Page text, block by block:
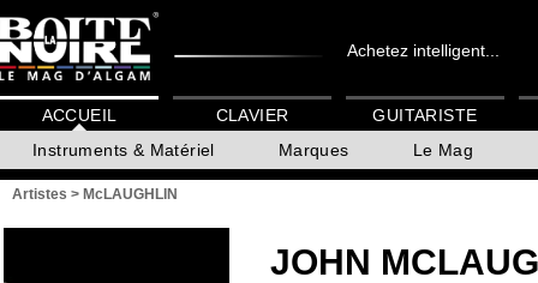
Achetez intelligent...
ACCUEIL
Instruments & Matériel
Marques Le Mag
CLAVIER GUITARISTE
Artistes > McLAUGHLIN
JOHN